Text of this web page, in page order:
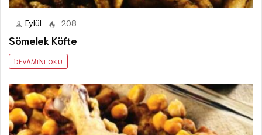
Eylül 208
Sömelek Köfte
DEVAMINI OKU